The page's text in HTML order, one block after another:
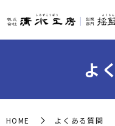
よ
HOME よくある質問